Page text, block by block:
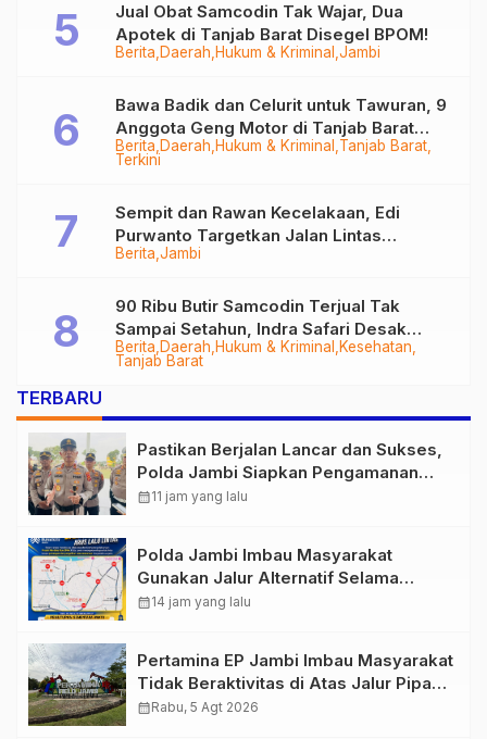
Berita Daerah Hukum & Kriminal Jambi
Jual Obat Samcodin Tak Wajar, Dua
Apotek di Tanjab Barat Disegel BPOM!
Berita Daerah Hukum & Kriminal Tanjab Barat
Terkini
Bawa Badik dan Celurit untuk Tawuran, 9
Anggota Geng Motor di Tanjab Barat
Diringkus
Berita Jambi
Sempit dan Rawan Kecelakaan, Edi
Purwanto Targetkan Jalan Lintas
Tungkal-Jambi Mulus di 2028
Berita Daerah Hukum & Kriminal
Kesehatan
Tanjab Barat
90 Ribu Butir Samcodin Terjual Tak
Sampai Setahun, Indra Safari Desak
Audit Menyeluruh
TERBARU
Pastikan Berjalan Lancar dan Sukses,
Polda Jambi Siapkan Pengamanan
Berlapis untuk 8.750 Pelari, 1.848
calendar_month11 jam yang lalu
Polda Jambi Imbau Masyarakat
Gunakan Jalur Alternatif Selama
Pelaksanaan Presisi Merdeka Run
calendar_month14 jam yang lalu
Pertamina EP Jambi Imbau Masyarakat
Tidak Beraktivitas di Atas Jalur Pipa
Migas Demi Keselamatan Bersama
calendar_monthRabu, 5 Agt 2026